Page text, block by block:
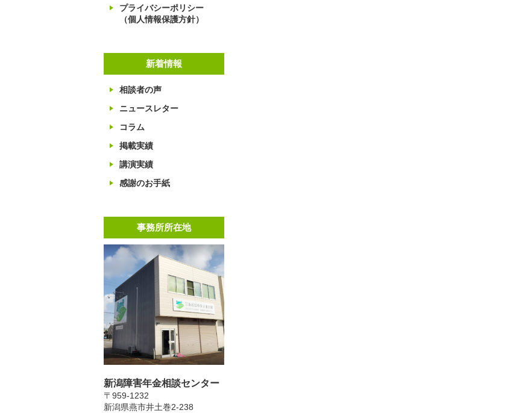
プライバシーポリシー
（個人情報保護方針）
新着情報
相談者の声
ニュースレター
コラム
掲載実績
講演実績
感謝のお手紙
事務所所在地
新潟障害年金相談センター
〒959-1232
新潟県燕市井土巻2-238